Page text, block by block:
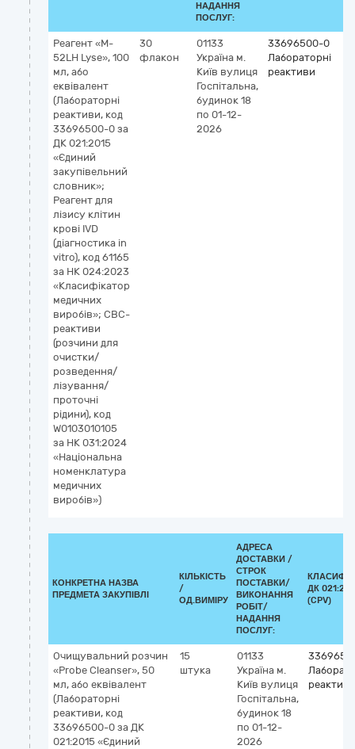
НАДАННЯ
ПОСЛУГ:
Реагент «M-
52LH Lyse», 100
мл, або
еквівалент
(Лабораторні
реактиви, код
33696500-0 за
ДК 021:2015
«Єдиний
закупівельний
словник»;
Реагент для
лізису клітин
крові IVD
(діагностика in
vitro), код 61165
за НК 024:2023
«Класифікатор
медичних
виробів»; CBC-
реактиви
(розчини для
очистки/
розведення/
лізування/
проточні
рідини), код
W0103010105
за НК 031:2024
«Національна
номенклатура
медичних
виробів»)
30
флакон
01133
Україна м.
Київ вулиця
Госпітальна,
будинок 18
по 01-12-
2026
33696500-0
Лабораторні
реактиви
КОНКРЕТНА НАЗВА
ПРЕДМЕТА ЗАКУПІВЛІ
КІЛЬКІСТЬ
/
ОД.ВИМІРУ
АДРЕСА
ДОСТАВКИ /
СТРОК
ПОСТАВКИ/
ВИКОНАННЯ
РОБІТ/
НАДАННЯ
ПОСЛУГ:
ДК
(CPV)
Очищувальний розчин
«Probe Cleanser», 50
мл, або еквівалент
(Лабораторні
реактиви, код
33696500-0 за ДК
021:2015 «Єдиний
15
штука
01133
Україна м.
Київ вулиця
Госпітальна,
будинок 18
по 01-12-
2026
реактиви